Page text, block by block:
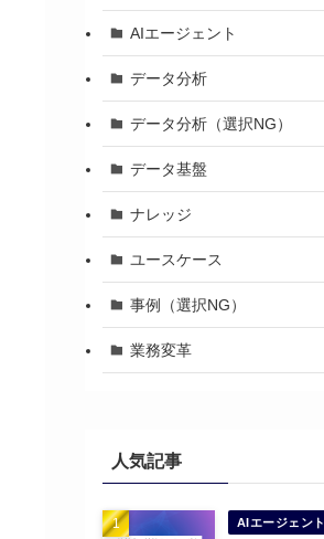
AIエージェント
データ分析
データ分析（選択NG）
データ基盤
ナレッジ
ユースケース
事例（選択NG）
業務変革
人気記事
AIエージェント